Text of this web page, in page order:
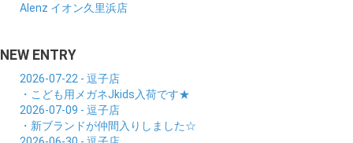
Alenz イオン久里浜店
NEW ENTRY
2026-07-22 - 逗子店
・こども用メガネJkids入荷です★
2026-07-09 - 逗子店
・新ブランドが仲間入りしました☆